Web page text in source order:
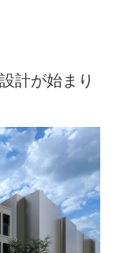
計が始まり